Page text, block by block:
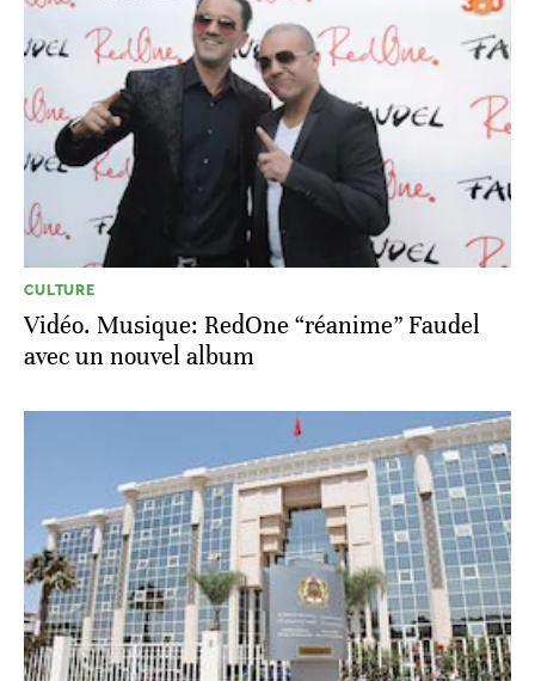
CULTURE
Vidéo. Musique: RedOne “réanime” Faudel
avec un nouvel album